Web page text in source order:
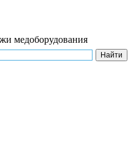
медоборудования